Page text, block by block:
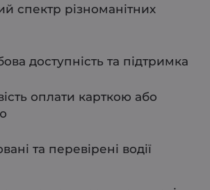
спектр різноманітних
доступність та підтримка
оплати карткою або
та перевірені водії